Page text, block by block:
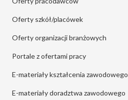
Oferty szkół/placówek
Oferty organizacji branżowych
Portale z ofertami pracy
E-materiały kształcenia zawodowego
E-materiały doradztwa zawodowego